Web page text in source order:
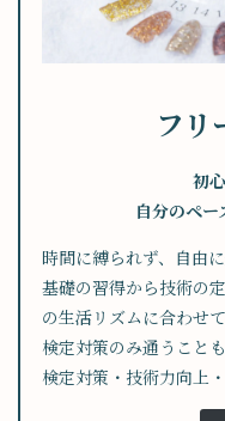
フリ
初
自分のペ
時間に縛られず、自由
基礎の習得から技術の
の生活リズムに合わせ
検定対策のみ通うことも
検定対策・技術力向上